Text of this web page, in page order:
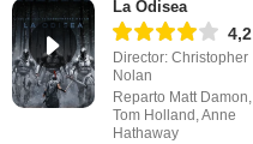
La Odisea
4,2
Director: Christopher
Nolan
Reparto Matt Damon,
Tom Holland, Anne
Hathaway